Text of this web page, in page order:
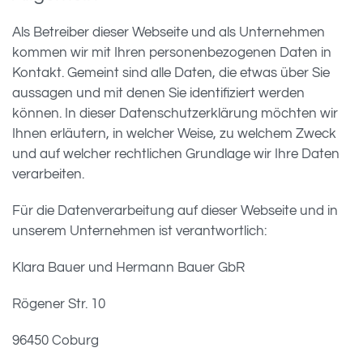
Als Betreiber dieser Webseite und als Unternehmen
kommen wir mit Ihren personenbezogenen Daten in
Kontakt. Gemeint sind alle Daten, die etwas über Sie
aussagen und mit denen Sie identifiziert werden
können. In dieser Datenschutzerklärung möchten wir
Ihnen erläutern, in welcher Weise, zu welchem Zweck
und auf welcher rechtlichen Grundlage wir Ihre Daten
verarbeiten.
Für die Datenverarbeitung auf dieser Webseite und in
unserem Unternehmen ist verantwortlich:
Klara Bauer und Hermann Bauer GbR
Rögener Str. 10
96450 Coburg